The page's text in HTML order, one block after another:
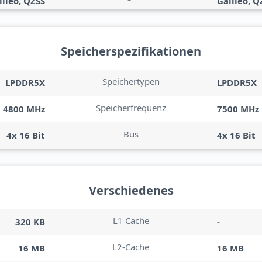
Speicherspezifikationen
LPDDR5X Speichertypen LPDDR5X
4800 MHz Speicherfrequenz 7500 MHz
4x 16 Bit Bus 4x 16 Bit
Verschiedenes
320 KB L1 Cache -
16 MB L2-Cache 16 MB